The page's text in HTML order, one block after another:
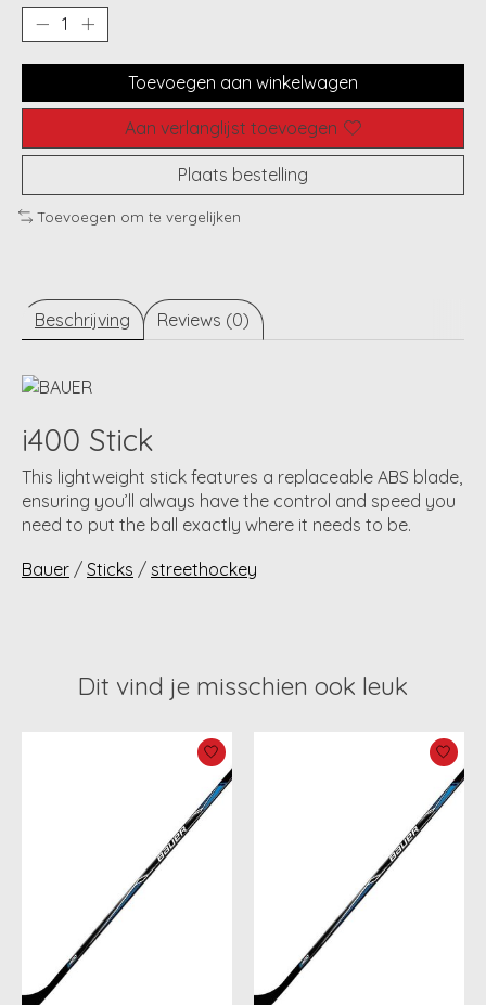
Toevoegen aan winkelwagen
Aan verlanglijst toevoegen
Plaats bestelling
Toevoegen om te vergelijken
Beschrijving Reviews (0)
i400 Stick
This lightweight stick features a replaceable ABS blade,
ensuring you’ll always have the control and speed you
need to put the ball exactly where it needs to be.
Bauer / Sticks / streethockey
Dit vind je misschien ook leuk
Items van productcarrousel